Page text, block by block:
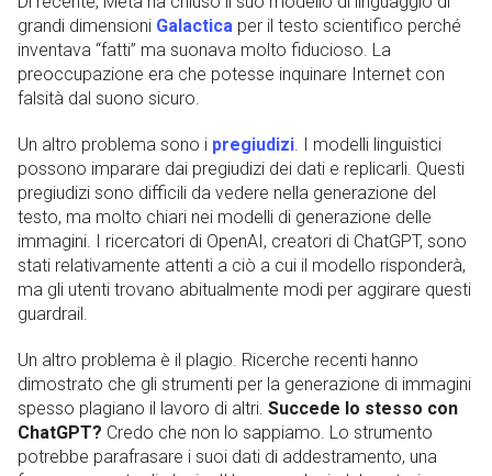
grandi dimensioni Galactica per il testo scientifico perché
inventava “fatti” ma suonava molto fiducioso. La
preoccupazione era che potesse inquinare Internet con
falsità dal suono sicuro.
Un altro problema sono i pregiudizi. I modelli linguistici
possono imparare dai pregiudizi dei dati e replicarli. Questi
pregiudizi sono difficili da vedere nella generazione del
testo, ma molto chiari nei modelli di generazione delle
immagini. I ricercatori di OpenAI, creatori di ChatGPT, sono
stati relativamente attenti a ciò a cui il modello risponderà,
ma gli utenti trovano abitualmente modi per aggirare questi
guardrail.
Un altro problema è il plagio. Ricerche recenti hanno
dimostrato che gli strumenti per la generazione di immagini
spesso plagiano il lavoro di altri. Succede lo stesso con
ChatGPT? Credo che non lo sappiamo. Lo strumento
potrebbe parafrasare i suoi dati di addestramento, una